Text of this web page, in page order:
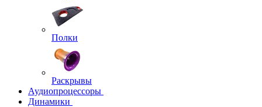
Полки
Раскрывы
Аудиопроцессоры
Динамики